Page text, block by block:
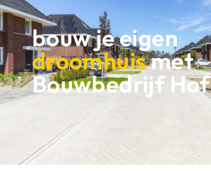
bouw je eigen
droomhuismet
Bouwbedrijf Hof